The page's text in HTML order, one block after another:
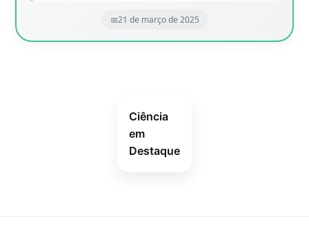
21 de março de 2025
Ciência
em
Destaque